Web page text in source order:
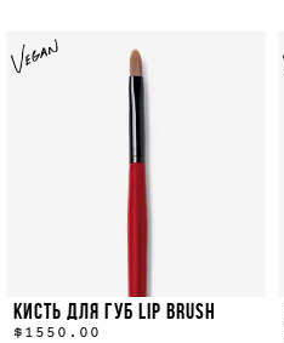
КИСТЬ ДЛЯ ГУБ LIP BRUSH
$1550.00